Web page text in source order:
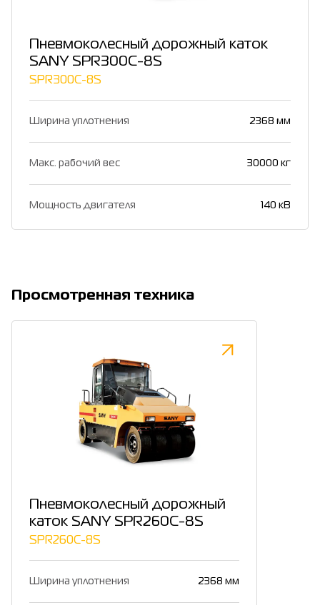
Пневмоколесный дорожный каток
SANY SPR300C-8S
SPR300C-8S
Ширина уплотнения 2368 мм
Макс. рабочий вес 30000 кг
Мощность двигателя 140 кВ
Просмотренная техника
Пневмоколесный дорожный
каток SANY SPR260C-8S
SPR260C-8S
Ширина уплотнения 2368 мм